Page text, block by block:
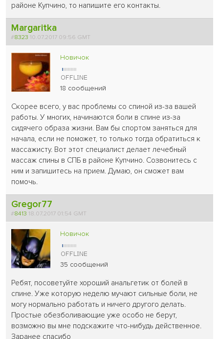
районе Купчино, то напишите его контакты.
Margaritka
#8323 10.07.2017 09:56 GMT
Новичок
18 сообщений
Скорее всего, у вас проблемы со спиной из-за вашей
работы. У многих, начинаются боли в спине из-за
сидячего образа жизни. Вам бы спортом заняться для
начала, если не поможет, то только тогда обратиться к
массажисту. Вот этот специалист делает лечебный
массаж спины в СПБ в районе Купчино. Созвонитесь с
ним и запишитесь на прием. Думаю, он сможет вам
помочь.
Gregor77
#8413 18.07.2017 01:54 GMT
Новичок
35 сообщений
Ребят, посоветуйте хороший анальгетик от болей в
спине. Уже которую неделю мучают сильные боли, не
могу нормально работать и ничего другого делать.
Простые обезболивающие уже особо не берут,
возможно вы мне подскажите что-нибудь действенное.
Заранее спасибо